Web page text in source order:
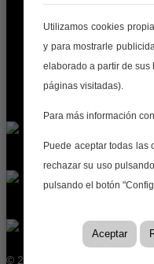
OBRA NUEVA
COMPRAR
QUIÉNES SOMOS
BLOG
© 2026 Inmobiliaria Camino |
Utilizamos cookies
y para mostrarle
elaborado a partir de
páginas visitadas).
Para más información
Puede aceptar todas las
rechazar su uso
pulsando el botón
Aceptar